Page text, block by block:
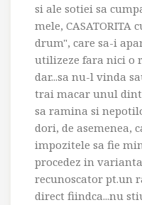
si ale sotiei sa
mele, CASATORITA
drum", care sa-i
utilizeze fara nici o
dar...sa nu-l vinda
trai macar unul
sa ramina si
dori, de asemenea,
impozitele sa fie
procedez in
recunoscator pt.un
direct fiindca...nu